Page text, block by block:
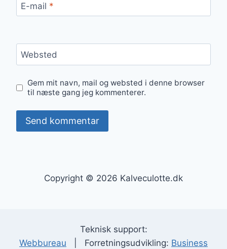
E-mail *
Websted
Gem mit navn, mail og websted i denne browser
til næste gang jeg kommenterer.
Copyright © 2026 Kalveculotte.dk
Teknisk support:
Webbureau | Forretningsudvikling: Business